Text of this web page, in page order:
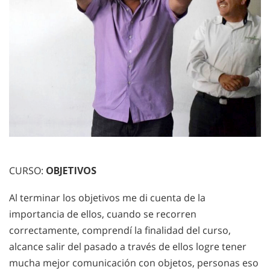
CURSO: OBJETIVOS
Al terminar los objetivos me di cuenta de la
importancia de ellos, cuando se recorren
correctamente, comprendí la finalidad del curso,
alcance salir del pasado a través de ellos logre tener
mucha mejor comunicación con objetos, personas eso